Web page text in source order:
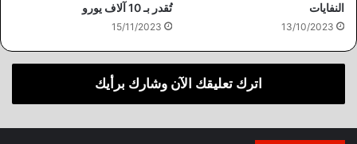
النفايات
13/10/2023
تُقدر بـ 10 آلاف يورو
15/11/2023
اترك تعليقك الآن وشارك برأيك